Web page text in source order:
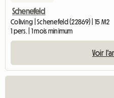
Schenefeld
Coliving | Schenefeld (22869) | 15 M2
1 pers. | 1 mois minimum
Voir